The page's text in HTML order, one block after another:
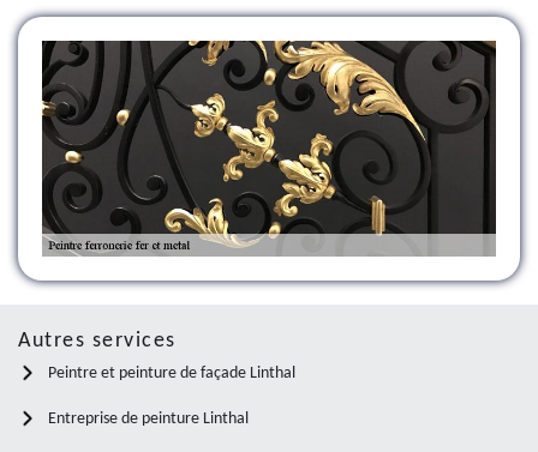
Autres services
Peintre et peinture de façade Linthal
Entreprise de peinture Linthal